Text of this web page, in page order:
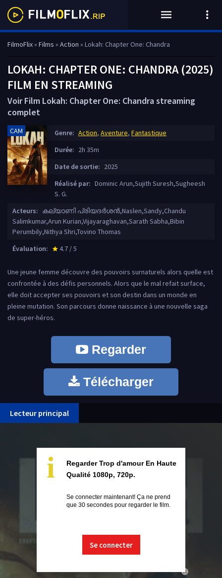
FilmoFlix» Films » Action » Lokah: Chapter One: Chandra
LOKAH: CHAPTER ONE: CHANDRA (2025)
FILM EN STREAMING
Voir Film Lokah: Chapter One: Chandra streaming
complet
CAM Genre: Action, Aventure, Fantastique
Durée: 2h 35m
Date de sortie: 2025
Réalisé par: Dominic Arun,Sujith Suresh,Sugheesh
S. G.
Acteurs: കല്യാണി പ്രിയദർശൻ,Naslen,Sandy,Chandu
Salimkumar,Arun Kurian,Vijayaraghavan,Sarath Sabha,Bibin
Perumbily,Nithya Shri,Tovino Thomas
Évaluation:
star_rate
4.7 / 5
Une jeune femme découvre des pouvoirs surnaturels alors quelle est
confrontée à des défis personnels. Alors que le mal refait surface,
elle doit accepter ses pouvoirs et son destin dans un monde en
pleine mutation. Son parcours donne naissance à une nouvelle saga
de super-héros.
Regarder
Télécharger
Lecteur principal
close
i
Regarder Trop d'amour En Haute
Qualité 1080p, 720p.
Se connecter maintenant! Ça ne prend
que 30 secondes pour regarder le film.
Se connecter